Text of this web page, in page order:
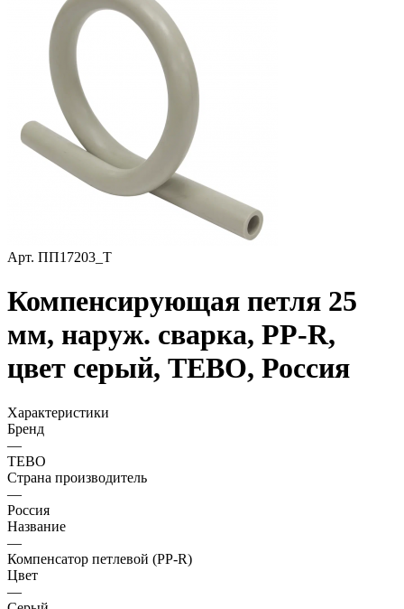
Арт. ПП17203_Т
Компенсирующая петля 25
мм, наруж. сварка, PP-R,
цвет серый, TEBO, Россия
Характеристики
Бренд
—
TEBO
Страна производитель
—
Россия
Название
—
Компенсатор петлевой (PP-R)
Цвет
—